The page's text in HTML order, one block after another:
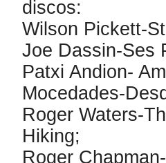
discos:
Wilson Pickett-
Joe Dassin-Ses
Patxi Andion-
Mocedades-
Roger Waters-
Hiking;
Roger